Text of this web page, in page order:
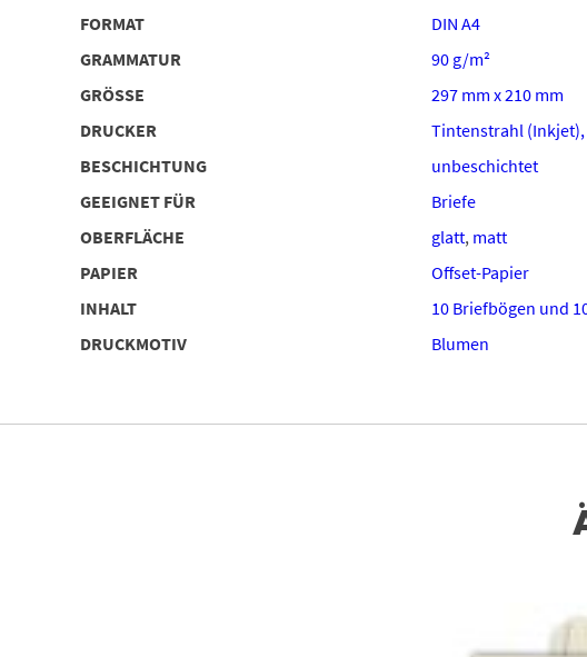
FORMAT
DIN A4
GRAMMATUR
90 g/m²
GRÖSSE
297 mm x 210 mm
DRUCKER
Tintenstrahl
BESCHICHTUNG
unbeschichtet
GEEIGNET FÜR
Briefe
OBERFLÄCHE
glatt, matt
PAPIER
Offset-Papier
INHALT
10 Briefbögen und
DRUCKMOTIV
Blumen